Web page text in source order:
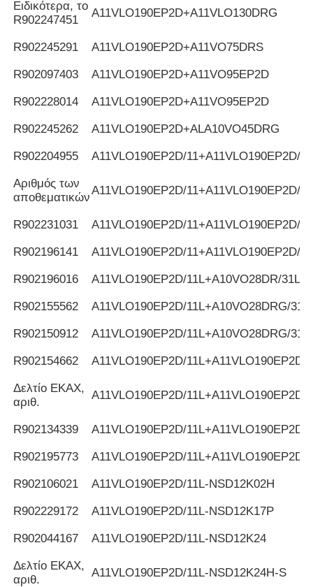
Ειδικότερα, το
R902247451
Α11VLO190EP2D+A11VLO130DRG
R902245291 Α11VLO190EP2D+A11VO75DRS
R902097403 Α11VLO190EP2D+A11VO95EP2D
R902228014 Α11VLO190EP2D+A11VO95EP2D
R902245262 A11VLO190EP2D+ALA10VO45DRG
R902204955 Α11VLO190EP2D/11+A11VLO190EP2D/11
Αριθμός των
αποθεματικών
Α11VLO190EP2D/11+A11VLO190EP2D/11
R902231031 Α11VLO190EP2D/11+A11VLO190EP2D/11
R902196141 Α11VLO190EP2D/11+A11VLO190EP2D/11
R902196016 Α11VLO190EP2D/11L+A10VO28DR/31L
R902155562 Α11VLO190EP2D/11L+A10VO28DRG/31L
R902150912 Α11VLO190EP2D/11L+A10VO28DRG/
R902154662 Α11VLO190EP2D/11L+A11VLO190EP2D/
Δελτίο ΕΚΑΧ,
αριθ.
Α11VLO190EP2D/11L+A11VLO190EP2D/
R902134339 Α11VLO190EP2D/11L+A11VLO190EP2D/
R902195773 Α11VLO190EP2D/11L+A11VLO190EP2D/
R902106021 Α11VLO190EP2D/11L-NSD12K02H
R902229172 Α11VLO190EP2D/11L-NSD12K17P
R902044167 Α11VLO190EP2D/11L-NSD12K24
Δελτίο ΕΚΑΧ,
αριθ.
Α11VLO190EP2D/11L-NSD12K24H-S